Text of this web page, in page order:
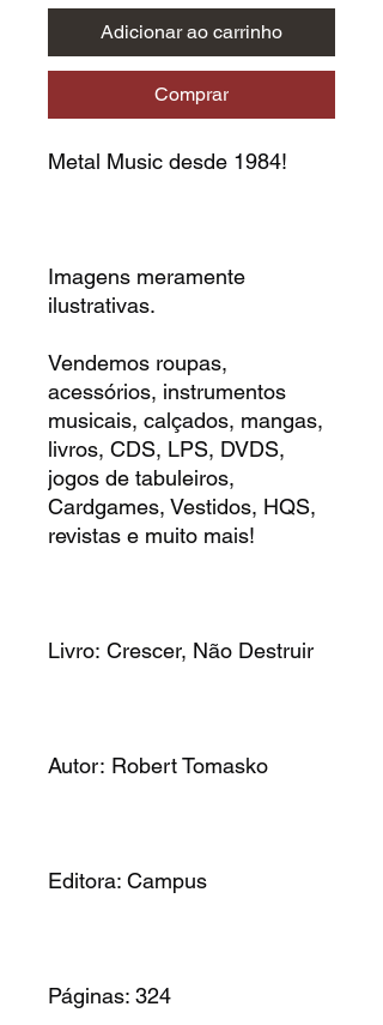
Adicionar ao carrinho
Comprar
Metal Music desde 1984!
Imagens meramente
ilustrativas.
Vendemos roupas,
acessórios, instrumentos
musicais, calçados, mangas,
livros, CDS, LPS, DVDS,
jogos de tabuleiros,
Cardgames, Vestidos, HQS,
revistas e muito mais!
Livro: Crescer, Não Destruir
Autor: Robert Tomasko
Editora: Campus
Páginas: 324